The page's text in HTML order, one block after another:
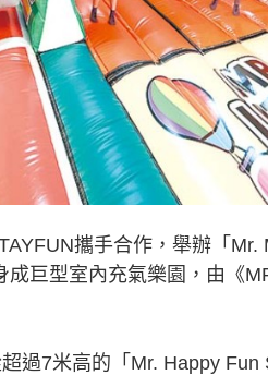
攜手合作，舉辦「Mr.
巨型室內充氣樂園，由《
7米高的「Mr. Happy Fun